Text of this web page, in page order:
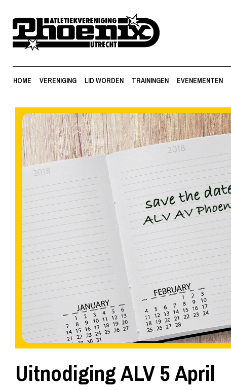
HOME VERENIGING LID WORDEN TRAININGEN EVENEMENTEN
Uitnodiging ALV 5 April